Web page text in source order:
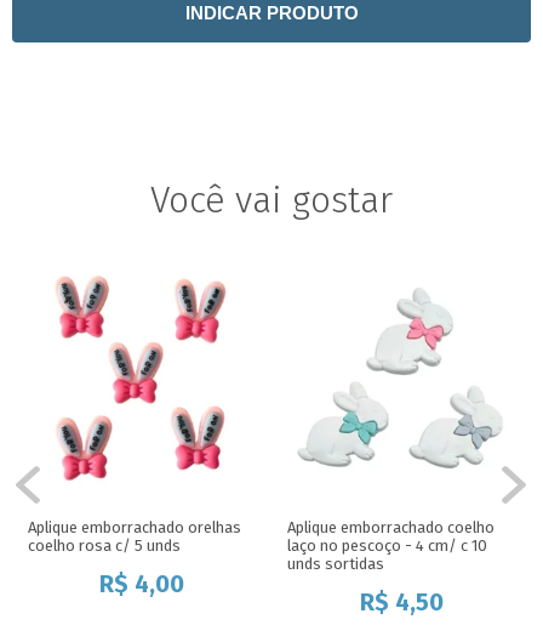
INDICAR PRODUTO
Aplique emborrachado orelhas
coelho rosa c/ 5 unds
R$ 4,00
Aplique emborrachado coelho
laço no pescoço - 4 cm/ c 10
unds sortidas
R$ 4,50